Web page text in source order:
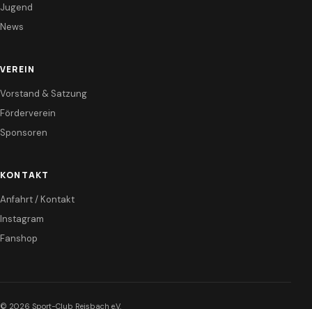
Jugend
News
VEREIN
Vorstand & Satzung
Förderverein
Sponsoren
KONTAKT
Anfahrt / Kontakt
Instagram
Fanshop
© 2026 Sport-Club Reisbach e.V.